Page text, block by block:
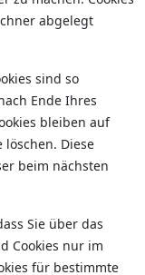
abgelegt
sind so
Ende Ihres
bleiben auf
Diese
beim nächsten
Sie über das
Cookies nur im
für bestimmte